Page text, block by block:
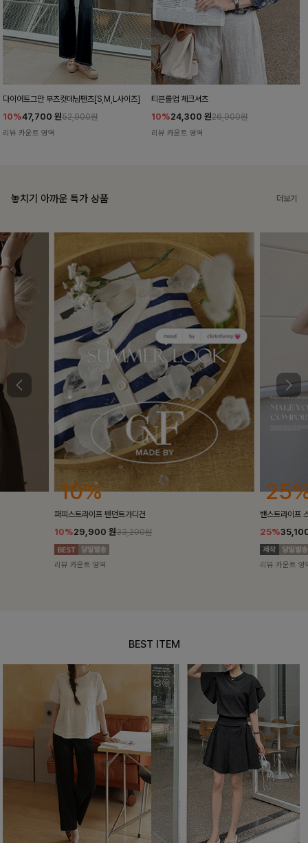
다이어트그만 부츠컷데님팬츠[S,M,L사이즈]
10%47,700 원52,900원
리뷰 카운트 영역
티븐롤업 체크셔츠
10%24,300 원26,900원
리뷰 카운트 영역
놓치기 아까운 특가 상품 더보기
25%
밴스트라이프 스트링원피스
25%35,100 원46,800원
리뷰 카운트 영역
10%
[5천장돌파/
10%
리뷰 카운트 영
BEST ITEM